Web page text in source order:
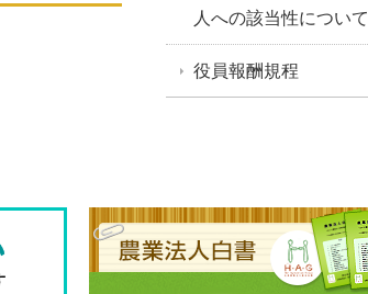
人への該当性について
役員報酬規程